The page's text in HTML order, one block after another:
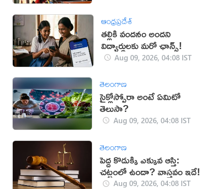
ఆంధ్రప్రదేశ్
తల్లికి వందనం అందని
విద్యార్థులకు మరో ఛాన్స్!
Aug 09, 2026, 04:08 IST
తెలంగాణ
సైక్లోస్పోరా అంటే ఏమిటో
తెలుసా?
Aug 09, 2026, 04:08 IST
తెలంగాణ
పెద్ద కొడుక్కి ఎక్కువ ఆస్తి:
చట్టంలో ఉందా? వాస్తవం ఇదే!
Aug 09, 2026, 04:08 IST